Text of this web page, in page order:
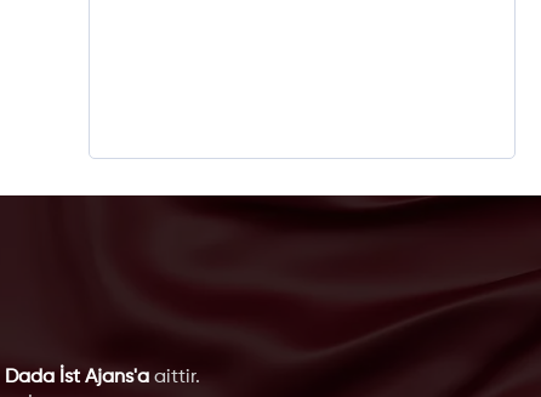
Dada İst Ajans'a aittir.